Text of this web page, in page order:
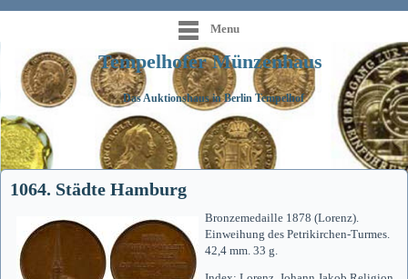
Menu
Tempelhofer Münzenhaus
Das Auktionshaus in Berlin Tempelhof
1064. Städte Hamburg
Bronzemedaille 1878 (Lorenz).
Einweihung des Petrikirchen-Turmes.
42,4 mm. 33 g.